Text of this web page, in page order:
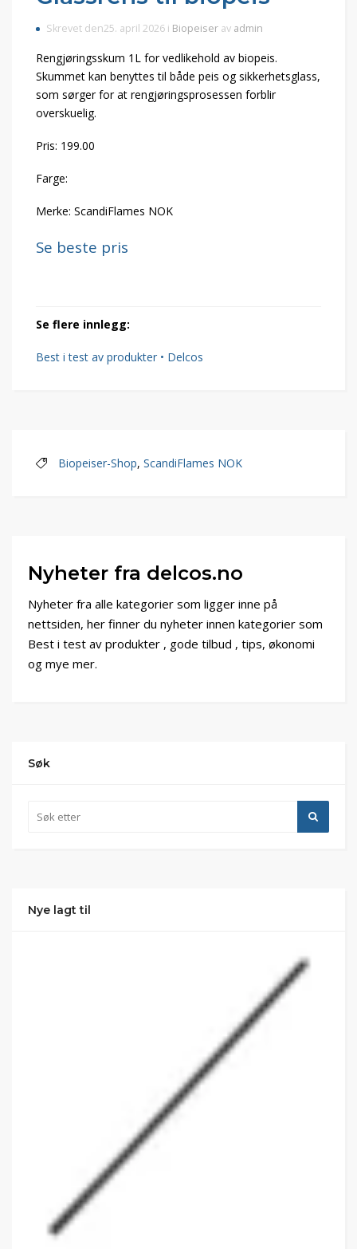
Skrevet den25. april 2026 i Biopeiser av admin
Rengjøringsskum 1L for vedlikehold av biopeis.
Skummet kan benyttes til både peis og sikkerhetsglass,
som sørger for at rengjøringsprosessen forblir
overskuelig.
Pris: 199.00
Farge:
Merke: ScandiFlames NOK
Se beste pris
Se flere innlegg:
Best i test av produkter • Delcos
Biopeiser-Shop, ScandiFlames NOK
Nyheter fra delcos.no
Nyheter fra alle kategorier som ligger inne på
nettsiden, her finner du nyheter innen kategorier som
Best i test av produkter , gode tilbud , tips, økonomi
og mye mer.
Søk
Nye lagt til